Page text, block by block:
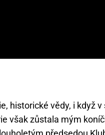
historické vědy, i když
však zůstala mým